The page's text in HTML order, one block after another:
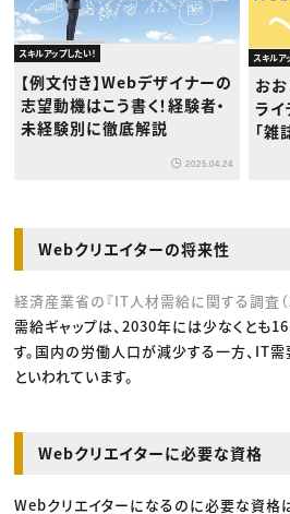
スキルアップしたい！
【例文付き】Webデザイナーの
志望動機はこう書く！経験者・
未経験別に徹底解説
2025.04.24
スキルア
お
ライ
「雑
Webクリエイターの将来性
経済産業省の『IT人材需給に関する調査（
需給ギャップは、2030年には少なくとも
す。国内の労働人口が減少する一方、IT
といわれています。
Webクリエイターに必要な資格
Webクリエイターになるのに必要な資格